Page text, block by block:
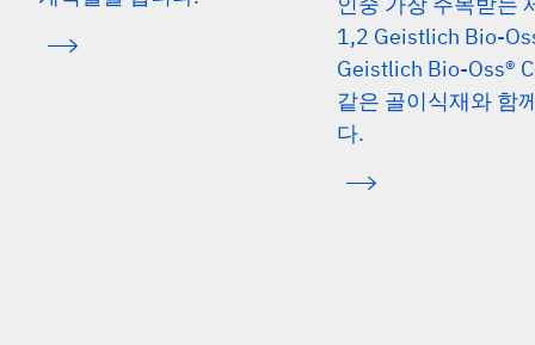
1,2 Geistlich Bio-
Geistlich Bio-Oss®
같은 골이식재와 함
다.